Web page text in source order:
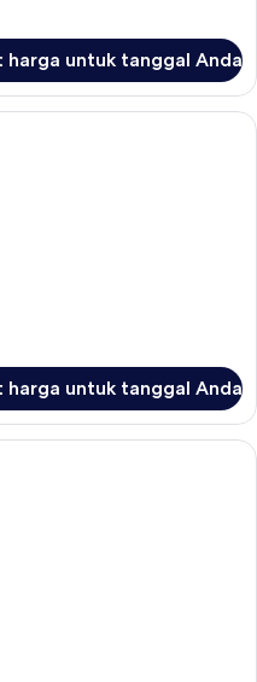
harga untuk tanggal Anda
Room Maison Blanche |
harga untuk tanggal Anda
antialergi, minibar, brankas,